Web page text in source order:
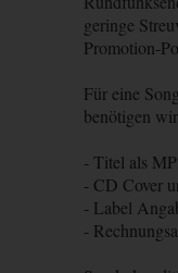
geringe
Promotion-
Für eine
benötigen
- Titel als
- CD Cover
- Label
-